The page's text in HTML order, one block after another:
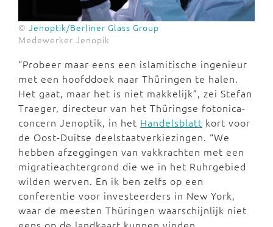
© Jenoptik/Berliner Glass Group
Medewerker Jenopik
“Probeer maar eens een islamitische ingenieur
met een hoofddoek naar Thüringen te halen.
Het gaat, maar het is niet makkelijk”, zei Stefan
Traeger, directeur van het Thüringse fotonica-
concern Jenoptik, in het Handelsblatt kort voor
de Oost-Duitse deelstaatverkiezingen. “We
hebben afzeggingen van vakkrachten met een
migratieachtergrond die we in het Ruhrgebied
wilden werven. En ik ben zelfs op een
conferentie voor investeerders in New York,
waar de meesten Thüringen waarschijnlijk niet